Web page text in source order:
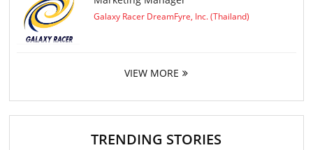
Galaxy Racer DreamFyre, Inc. (Thailand)
VIEW MORE
TRENDING STORIES